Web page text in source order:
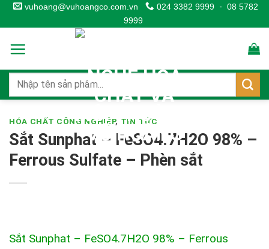
Skip
to
content
vuhoang@vuhoangco.com.vn 024 3382 9999 - 08 5782
9999
HÓA CHẤT CÔNG NGHIỆP, TIN TỨC
Sắt Sunphat – FeSO4.7H2O 98% –
Ferrous Sulfate – Phèn sắt
Sắt Sunphat – FeSO4.7H2O 98% – Ferrous